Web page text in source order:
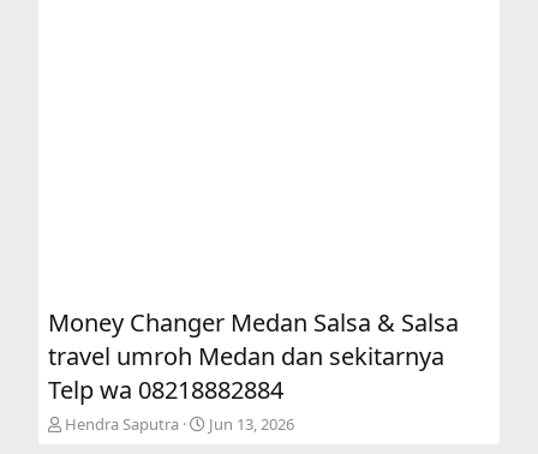
Money Changer Medan Salsa & Salsa
travel umroh Medan dan sekitarnya
Telp wa 08218882884
T
Hendra Saputra
S
Jun 13, 2026